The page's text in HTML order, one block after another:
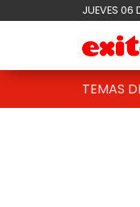
JUEVES 06
TEMAS